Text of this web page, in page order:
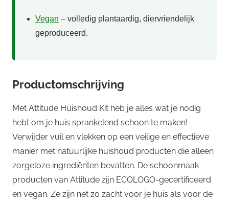
Vegan – volledig plantaardig, diervriendelijk
geproduceerd.
Productomschrijving
Met Attitude Huishoud Kit heb je alles wat je nodig
hebt om je huis sprankelend schoon te maken!
Verwijder vuil en vlekken op een veilige en effectieve
manier met natuurlijke huishoud producten die alleen
zorgeloze ingrediënten bevatten. De schoonmaak
producten van Attitude zijn ECOLOGO-gecertificeerd
en vegan. Ze zijn net zo zacht voor je huis als voor de